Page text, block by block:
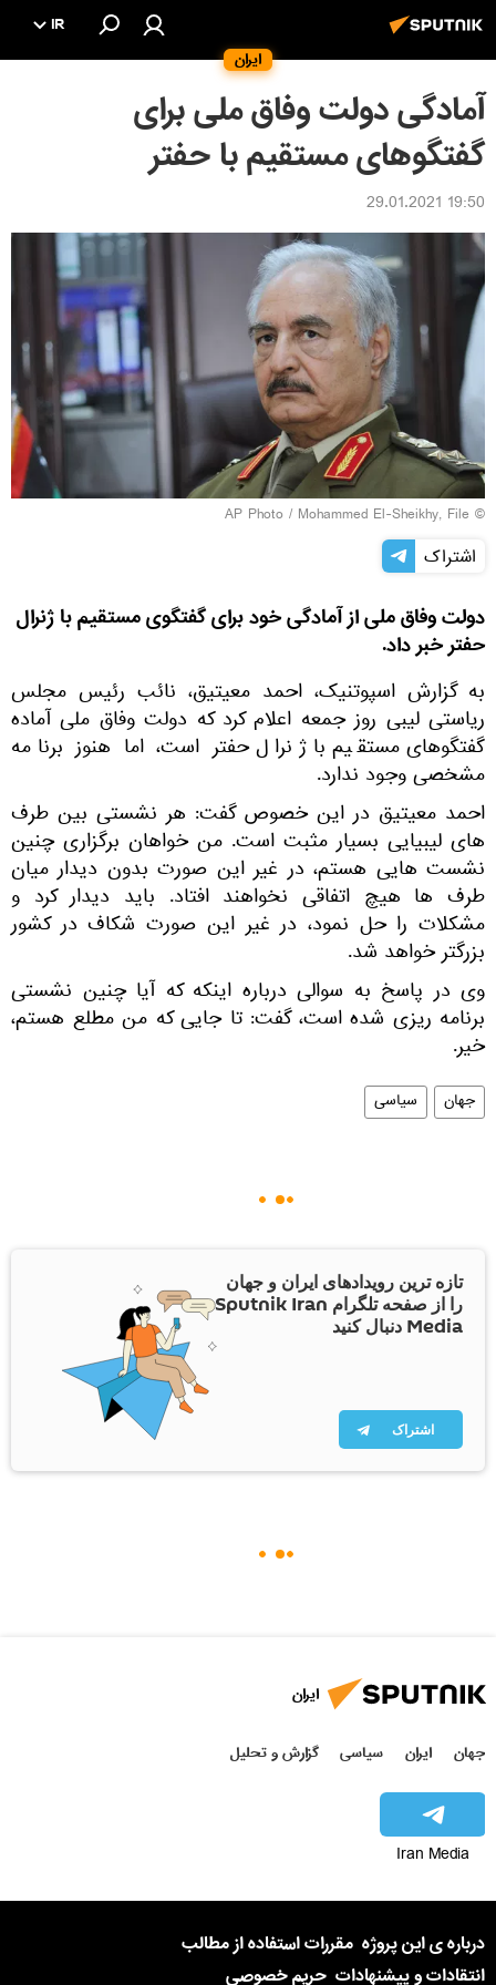
ایران
IR
آمادگی دولت وفاق ملی برای
گفتگوهای مستقیم با حفتر
19:50 29.01.2021
© AP Photo / Mohammed El-Sheikhy, File
اشتراک
دولت وفاق ملی از آمادگی خود برای گفتگوی مستقیم با ژنرال
حفتر خبر داد.
به گزارش اسپوتنیک، احمد معیتیق، نائب رئیس مجلس
ریاستی لیبی روز جمعه اعلام کرد که دولت وفاق ملی آماده
گفتگوهای مستقیم با ژنرال حفتر است، اما هنوز برنامه
مشخصی وجود ندارد.
احمد معیتیق در این خصوص گفت: هر نشستی بین طرف
های لیبیایی بسیار مثبت است. من خواهان برگزاری چنین
نشست هایی هستم، در غیر این صورت بدون دیدار میان
طرف ها هیچ اتفاقی نخواهند افتاد. باید دیدار کرد و
مشکلات را حل نمود، در غیر این صورت شکاف در کشور
بزرگتر خواهد شد.
وی در پاسخ به سوالی درباره اینکه که آیا چنین نشستی
برنامه ریزی شده است، گفت: تا جایی که من مطلع هستم،
خیر.
جهان سیاسی
تازه ترین رویدادهای ایران و جهان
را از صفحه تلگرام Sputnik Iran
Media دنبال کنید
اشتراک
ایران
جهان ایران سیاسی گزارش و تحلیل
Iran Media
درباره ی این پروژه مقررات استفاده از مطالب
انتقادات و پیشنهادات حریم خصوصی